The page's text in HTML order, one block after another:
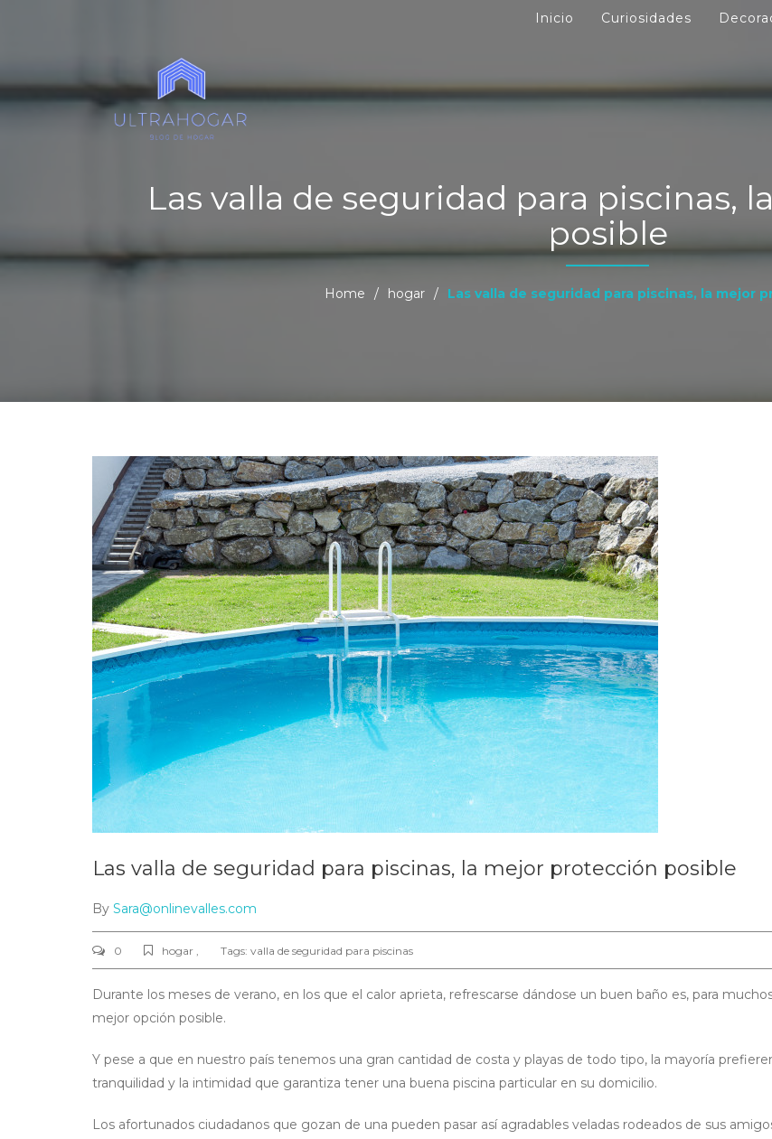
Inicio Curiosidades
Las valla de seguridad para piscinas,
posible
Home / hogar / Las valla de seguridad para piscinas, la mejor
Las valla de seguridad para piscinas, la mejor protección posible
By Sara@onlinevalles.com
0 hogar , Tags: valla de seguridad para piscinas
Durante los meses de verano, en los que el calor aprieta, refrescarse dándose un buen baño es, para
mejor opción posible.
Y pese a que en nuestro país tenemos una gran cantidad de costa y playas de todo tipo, la mayoría
tranquilidad y la intimidad que garantiza tener una buena piscina particular en su domicilio.
Los afortunados ciudadanos que gozan de una pueden pasar así agradables veladas rodeados de sus